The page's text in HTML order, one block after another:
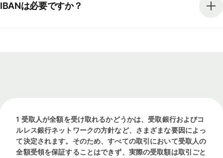
IBANは必要ですか？
1 受取人が全額を受け取れるかどうかは、受取銀行およびコ
ルレス銀行ネットワークの方針など、さまざまな要因によっ
て決定されます。そのため、すべての取引において受取人の
全額受領を保証することはできず、実際の受取額は取引ごと